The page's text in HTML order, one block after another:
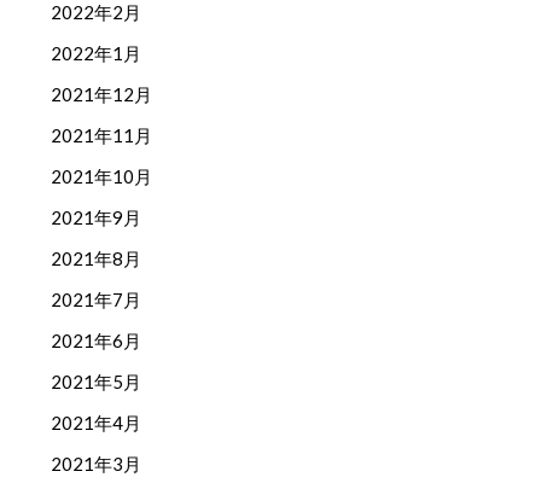
2022年2月
2022年1月
2021年12月
2021年11月
2021年10月
2021年9月
2021年8月
2021年7月
2021年6月
2021年5月
2021年4月
2021年3月